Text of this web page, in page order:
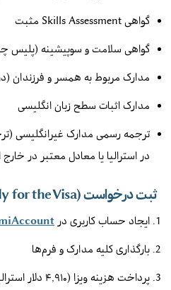
گواهی Skills Assessment مثبت
گواهی سلامت و سوپیشینه (پلیس
مدارک مربوط به همسر و فرزندان
مدارک اثبات سطح زبان انگلیسی
ترجمه رسمی مدارک غیرانگلیسی
در استرالیا یا معادل معتبر در
ثبت درخواست (Apply for the Visa)
ایجاد حساب کاربری در
بارگذاری کلیه مدارک و فرم‌ها
پرداخت هزینه ویزا (۴,۹۱۰ دلار استرالیا برای متقاضی اصلی)